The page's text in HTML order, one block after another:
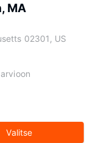
MA
02301, US
Valitse